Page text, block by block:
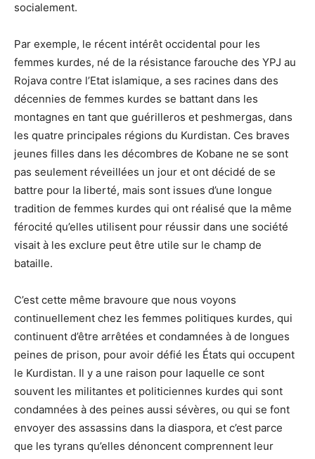
socialement.
Par exemple, le récent intérêt occidental pour les
femmes kurdes, né de la résistance farouche des YPJ au
Rojava contre l’Etat islamique, a ses racines dans des
décennies de femmes kurdes se battant dans les
montagnes en tant que guérilleros et peshmergas, dans
les quatre principales régions du Kurdistan. Ces braves
jeunes filles dans les décombres de Kobane ne se sont
pas seulement réveillées un jour et ont décidé de se
battre pour la liberté, mais sont issues d’une longue
tradition de femmes kurdes qui ont réalisé que la même
férocité qu’elles utilisent pour réussir dans une société
visait à les exclure peut être utile sur le champ de
bataille.
C’est cette même bravoure que nous voyons
continuellement chez les femmes politiques kurdes, qui
continuent d’être arrêtées et condamnées à de longues
peines de prison, pour avoir défié les États qui occupent
le Kurdistan. Il y a une raison pour laquelle ce sont
souvent les militantes et politiciennes kurdes qui sont
condamnées à des peines aussi sévères, ou qui se font
envoyer des assassins dans la diaspora, et c’est parce
que les tyrans qu’elles dénoncent comprennent leur